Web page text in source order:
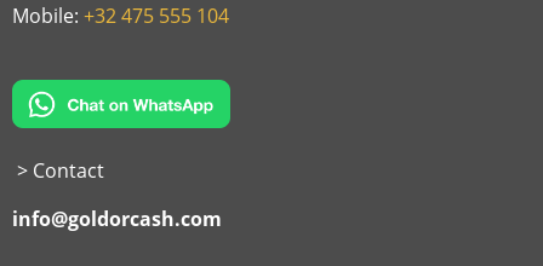
Mobile: +32 475 555 104
> Contact
info@goldorcash.com